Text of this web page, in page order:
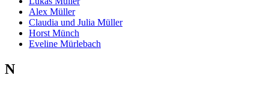
Alex Müller
Claudia und Julia Müller
Horst Münch
Eveline Mürlebach
N